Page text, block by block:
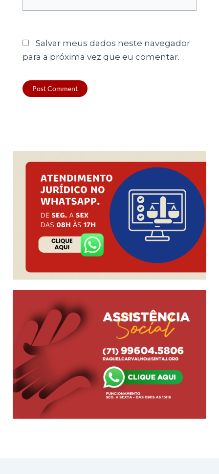
Salvar meus dados neste navegador
para a próxima vez que eu comentar.